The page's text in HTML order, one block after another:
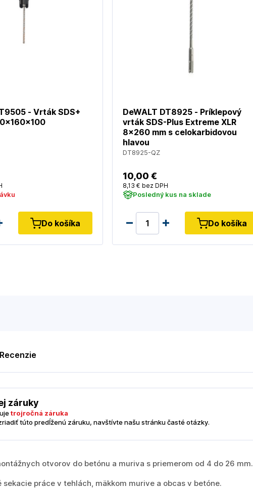
- Vrták SDS+
Do košíka
DeWALT DT8925 - Príklepový
vrták SDS-Plus Extreme XLR
8x260 mm s celokarbidovou
hlavou
DT8925-QZ
10,00 €
8,13 € bez DPH
Posledný kus na sklade
Do košíka
Recenzie
záruky
trojročná záruka
túto predĺženú záruku, navštívte našu stránku časté otázky.
otvorov do betónu a muriva s priemerom od 4 do 26 mm.
práce v tehlách, mäkkom murive a obcas v betóne.